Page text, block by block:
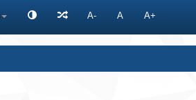
A- A A+